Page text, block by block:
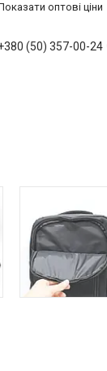
оптові ціни
(50) 357-00-24